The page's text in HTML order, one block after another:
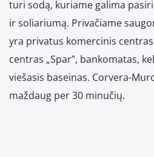
turi sodą, kuriame galima
ir soliariumą. Privačiame
yra privatus komercinis
centras „Spar”, bankomatas,
viešasis baseinas. Corvera-
maždaug per 30 minučių.